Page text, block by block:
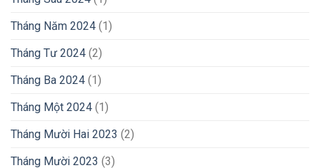
Tháng Năm 2024 (1)
Tháng Tư 2024 (2)
Tháng Ba 2024 (1)
Tháng Một 2024 (1)
Tháng Mười Hai 2023 (2)
Tháng Mười 2023 (3)